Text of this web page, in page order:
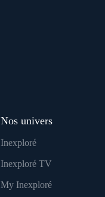
Nos univers
Inexploré
Inexploré TV
My Inexploré